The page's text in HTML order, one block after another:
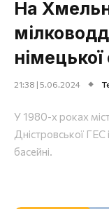
На
21:38 | 5.06.2024
У 1980-х роках
Дністровської
басейні.